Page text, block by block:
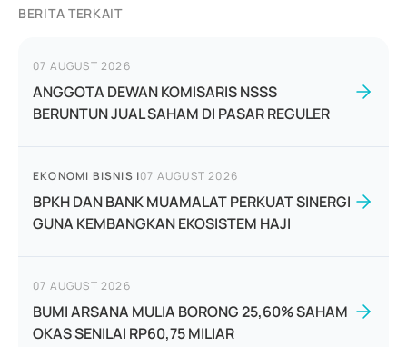
BERITA TERKAIT
07 AUGUST 2026
ANGGOTA DEWAN KOMISARIS NSSS
BERUNTUN JUAL SAHAM DI PASAR REGULER
EKONOMI BISNIS |07 AUGUST 2026
BPKH DAN BANK MUAMALAT PERKUAT SINERGI
GUNA KEMBANGKAN EKOSISTEM HAJI
07 AUGUST 2026
BUMI ARSANA MULIA BORONG 25,60% SAHAM
OKAS SENILAI RP60,75 MILIAR